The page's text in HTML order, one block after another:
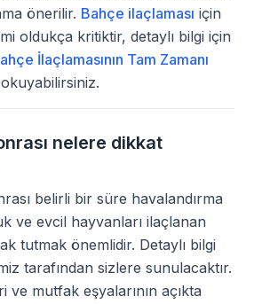
önerilir. Bahçe ilaçlaması için
oldukça kritiktir, detaylı bilgi için
İlaçlamasının Tam Zamanı
okuyabilirsiniz.
nelere dikkat
belirli bir süre havalandırma
ve evcil hayvanları ilaçlanan
tutmak önemlidir. Detaylı bilgi
tarafından sizlere sunulacaktır.
ve mutfak eşyalarının açıkta